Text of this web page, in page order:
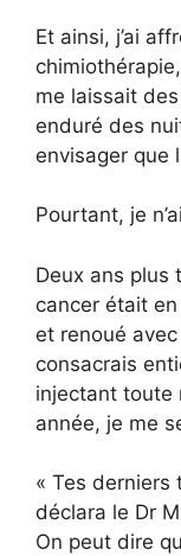
Et ainsi, j’ai
me laissait
enduré des
envisager que
Pourtant, je
Deux ans plus
cancer était en
et renoué avec
consacrais
injectant toute
année, je me
« Tes derniers
déclara le Dr
On peut dire